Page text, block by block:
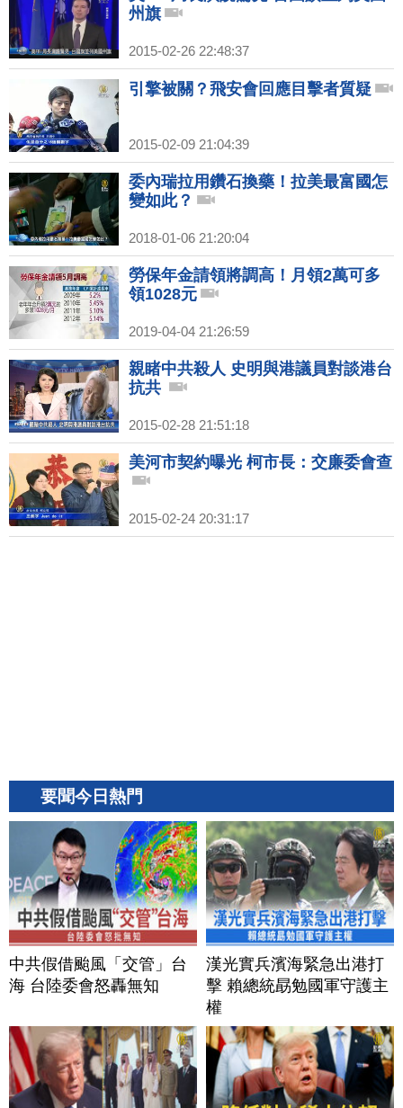
州旗
2015-02-26 22:48:37
引擎被關？飛安會回應目擊者質疑
2015-02-09 21:04:39
委內瑞拉用鑽石換藥！拉美最富國怎
變如此？
2018-01-06 21:20:04
勞保年金請領將調高！月領2萬可多
領1028元
2019-04-04 21:26:59
親睹中共殺人 史明與港議員對談港台
抗共
2015-02-28 21:51:18
美河市契約曝光 柯市長：交廉委會查
2015-02-24 20:31:17
要聞今日熱門
中共假借颱風「交管」台
海 台陸委會怒轟無知
漢光實兵濱海緊急出港打
擊 賴總統勗勉國軍守護主
權